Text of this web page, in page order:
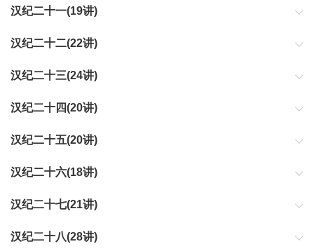
汉纪二十一(19讲)
汉纪二十二(22讲)
汉纪二十三(24讲)
汉纪二十四(20讲)
汉纪二十五(20讲)
汉纪二十六(18讲)
汉纪二十七(21讲)
汉纪二十八(28讲)